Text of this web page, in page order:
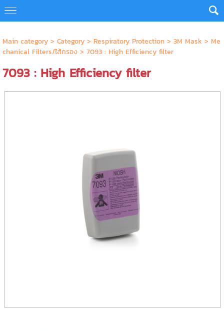
Main category> Category> Respiratory Protection> 3M Mask > Me
chanical Filters/ไส้กรอง> 7093 : High Efficiency filter
7093 : High Efficiency filter